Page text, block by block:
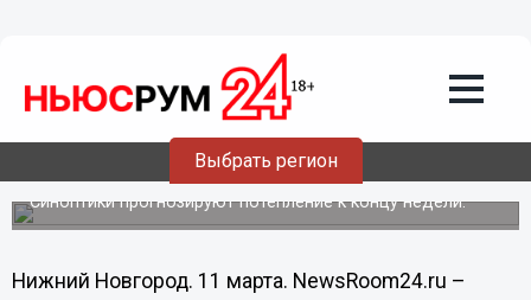
Выбрать регион
11.03.201408:28
Потепление до 9 градусов ожидается в
Нижнем Новгороде
Синоптики прогнозируют потепление к концу недели.
Нижний Новгород. 11 марта. NewsRoom24.ru –